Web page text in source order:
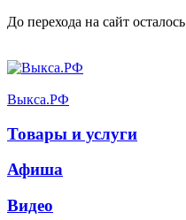
До перехода на сайт осталось
Выкса.РФ
Товары и услуги
Афиша
Видео